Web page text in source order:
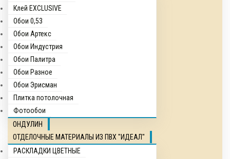
Клей EXCLUSIVE
Обои 0,53
Обои Артекс
Обои Индустрия
Обои Палитра
Обои Разное
Обои Эрисман
Плитка потолочная
Фотообои
ОНДУЛИН
ОТДЕЛОЧНЫЕ МАТЕРИАЛЫ ИЗ ПВХ "ИДЕАЛ"
РАСКЛАДКИ ЦВЕТНЫЕ